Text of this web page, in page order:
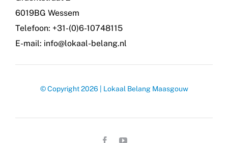
6019BG Wessem
Telefoon: +31-(0)6-10748115
E-mail: info@lokaal-belang.nl
© Copyright 2026 | Lokaal Belang Maasgouw